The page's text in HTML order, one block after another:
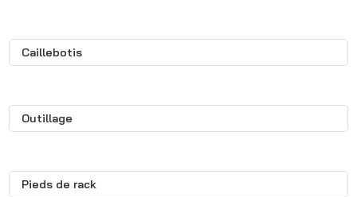
Caillebotis
Outillage
Pieds de rack